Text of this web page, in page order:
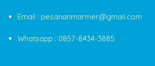
Email : pesananmarmer@gmail.com
Whatsapp : 0857-8434-3885